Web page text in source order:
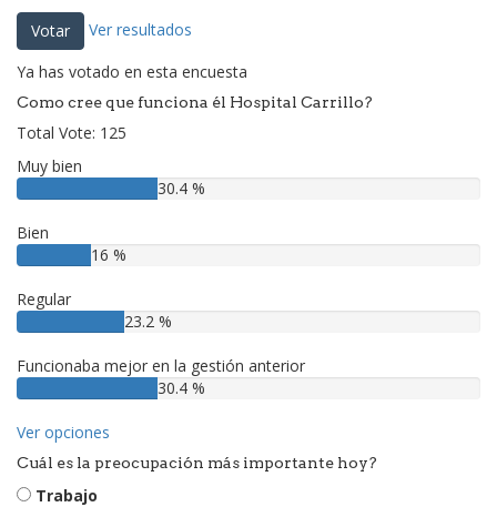
Votar Ver resultados
Ya has votado en esta encuesta
Como cree que funciona él Hospital Carrillo?
Total Vote: 125
Muy bien
30.4 %
Bien
16 %
Regular
23.2 %
Funcionaba mejor en la gestión anterior
30.4 %
Ver opciones
Cuál es la preocupación más importante hoy?
Trabajo